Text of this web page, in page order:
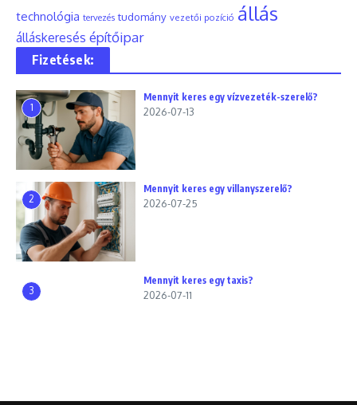
technológia tervezés tudomány vezetői pozíció állás
álláskeresés építőipar
Fizetések:
1
Mennyit keres egy vízvezeték-szerelő?
2026-07-13
2
Mennyit keres egy villanyszerelő?
2026-07-25
3
Mennyit keres egy taxis?
2026-07-11